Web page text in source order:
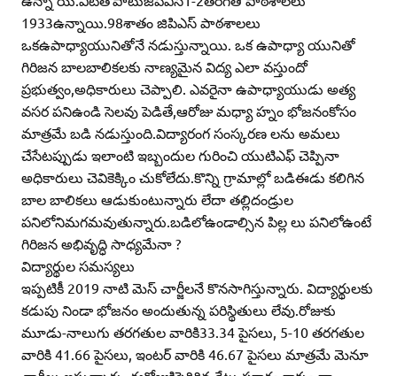
1933ఉన్నాయి.98శాతం జిపిఎస్‌ పాఠశాలలు
ఒకఉపాధ్యాయునితోనే నడుస్తున్నాయి. ఒక ఉపాధ్యా యునితో
గిరిజన బాలబాలికలకు నాణ్యమైన విద్య ఎలా వస్తుందో
ప్రభుత్వం,అధికారులు చెప్పాలి. ఎవరైనా ఉపాధ్యాయుడు అత్య
వసర పనిఉండి సెలవు పెడితే,ఆరోజు మధ్యా హ్నం భోజనంకోసం
మాత్రమే బడి నడుస్తుంది.విద్యారంగ సంస్కరణ లను అమలు
చేసేటప్పుడు ఇలాంటి ఇబ్బందుల గురించి యుటిఎఫ్‌ చెప్పినా
అధికారులు చెవికెక్కిం చుకోలేదు.కొన్ని గ్రామాల్లో బడిఈడు కలిగిన
బాల బాలికలు ఆడుకుంటున్నారు లేదా తల్లిదండ్రుల
పనిలోనిమగమవుతున్నారు.బడిలోఉండాల్సిన పిల్ల లు పనిలోఉంటే
గిరిజన అభివృద్ధి సాధ్యమేనా ?
విద్యార్థుల సమస్యలు
ఇప్పటికీ 2019 నాటి మెస్‌ చార్జీలనే కొనసాగిస్తున్నారు. విద్యార్థులకు
కడుపు నిండా భోజనం అందుతున్న పరిస్థితులు లేవు.రోజుకు
మూడు-నాలుగు తరగతుల వారికి33.34 పైసలు, 5-10 తరగతుల
వారికి 41.66 పైసలు, ఇంటర్‌ వారికి 46.67 పైసలు మాత్రమే మెనూ